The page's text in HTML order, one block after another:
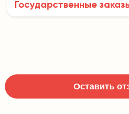
Государственные
Оставить